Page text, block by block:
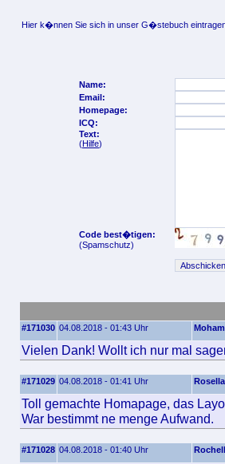
Hier k�nnen Sie sich in unser G�stebuch
Name:
Email:
Homepage:
ICQ:
Text:
(Hilfe)
Code best�tigen:
(Spamschutz)
#171030 04.08.2018 - 01:43 Uhr
Vielen Dank! Wollt ich nur mal
#171029 04.08.2018 - 01:41 Uhr Rosella
Toll gemachte Homapage, das
War bestimmt ne menge Aufwand.
#171028 04.08.2018 - 01:40 Uhr Rochell